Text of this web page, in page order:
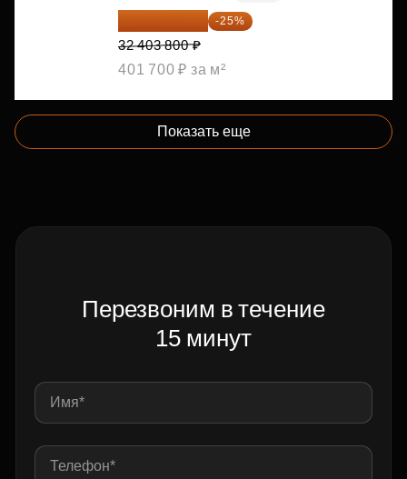
24 302 850 ₽ -25%
32 403 800 ₽
401 700 ₽ за м²
Показать еще
Перезвоним в течение
15 минут